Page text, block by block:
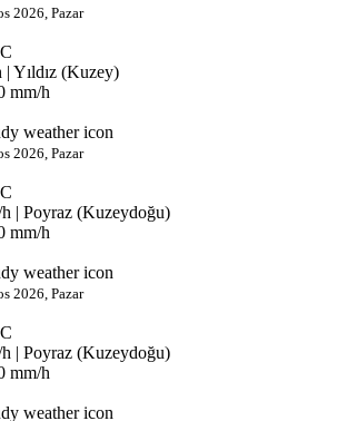
2026, Pazar
| Yıldız (Kuzey)
mm/h
2026, Pazar
| Poyraz (Kuzeydoğu)
mm/h
2026, Pazar
| Poyraz (Kuzeydoğu)
mm/h